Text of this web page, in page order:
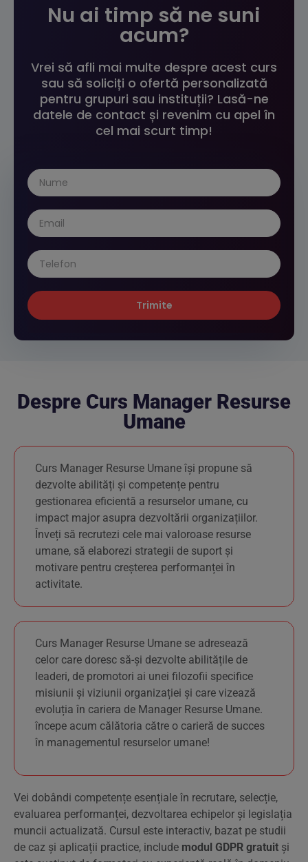
Nu ai timp să ne suni
acum?
Vrei să afli mai multe despre acest curs
sau să soliciți o ofertă personalizată
pentru grupuri sau instituții? Lasă-ne
datele de contact și revenim cu apel în
cel mai scurt timp!
Trimite
Despre Curs Manager Resurse
Umane
Curs Manager Resurse Umane își propune să
dezvolte abilități și competențe pentru
gestionarea eficientă a resurselor umane, cu
impact major asupra dezvoltării organizațiilor.
Înveți să recrutezi cele mai valoroase resurse
umane, să elaborezi strategii de suport și
motivare pentru creșterea performanței în
activitate.
Curs Manager Resurse Umane se adresează
celor care doresc să-și dezvolte abilitățile de
leaderi, de promotori ai unei filozofii specifice
misiunii și viziunii organizației și care vizează
evoluția în cariera de Manager Resurse Umane.
începe acum călătoria către o carieră de succes
în managementul resurselor umane!
Vei dobândi competențe esențiale în recrutare, selecție,
evaluarea performanței, dezvoltarea echipelor și legislația
muncii actualizată. Cursul este interactiv, bazat pe studii
de caz și aplicații practice, include modul GDPR gratuit și